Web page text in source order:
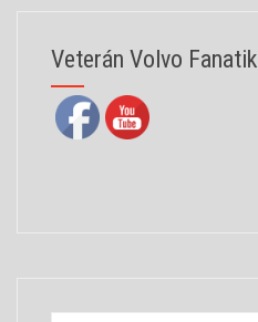
Veterán Volvo Fanatik